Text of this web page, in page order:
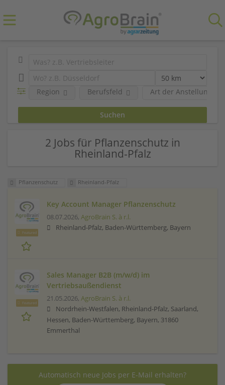
Art der Anstellung
Region Berufsfeld
2 Jobs für Pflanzenschutz in
Rheinland-Pfalz
Pflanzenschutz Rheinland-Pfalz
Featured
Key Account Manager Pflanzenschutz
08.07.2026, AgroBrain S. à r.l.
Rheinland-Pfalz, Baden-Württemberg, Bayern
Featured
Sales Manager B2B (m/w/d) im
Vertriebsaußendienst
21.05.2026, AgroBrain S. à r.l.
Nordrhein-Westfalen, Rheinland-Pfalz, Saarland,
Hessen, Baden-Württemberg, Bayern, 31860
Emmerthal
Automatisch neue Jobs per E-Mail erhalten?